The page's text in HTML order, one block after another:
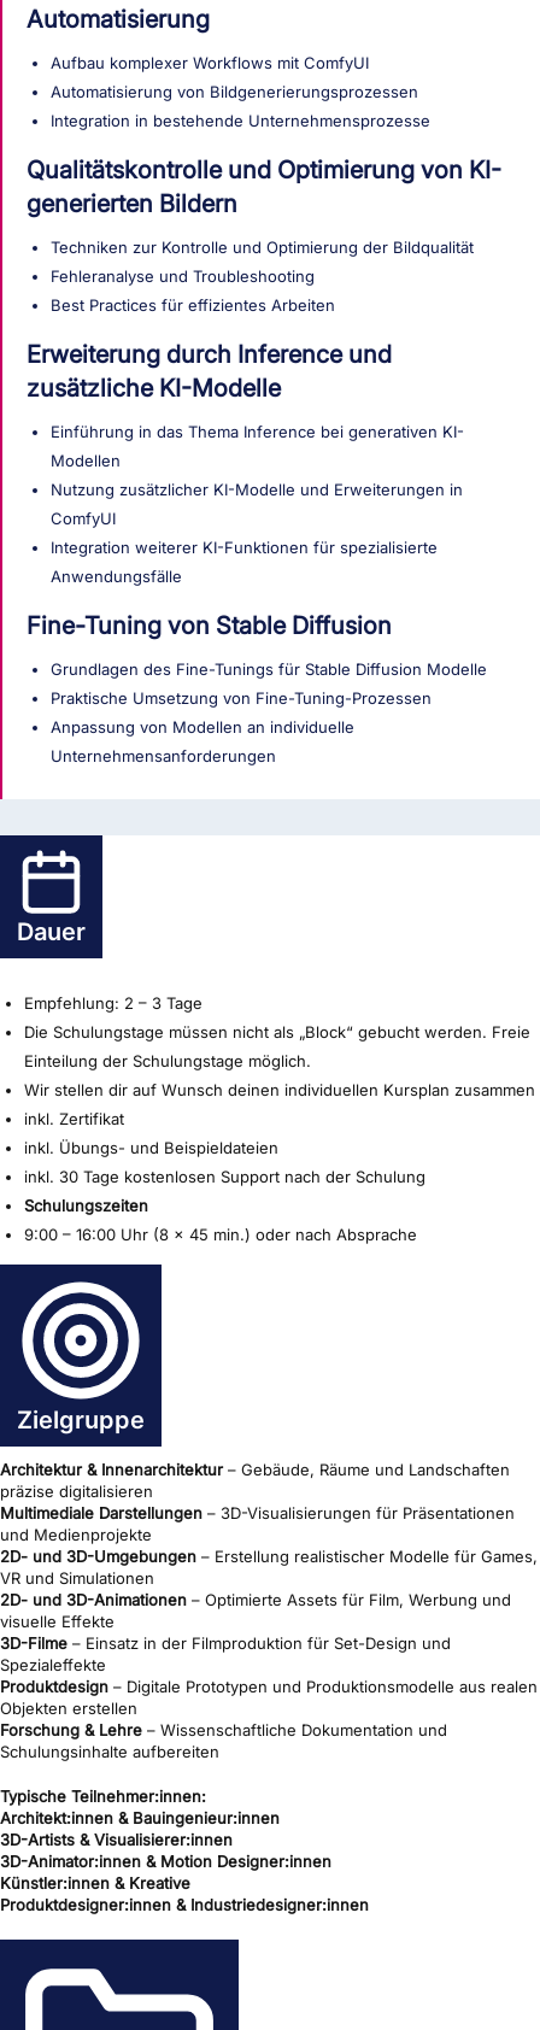
Automatisierung
Aufbau komplexer Workflows mit ComfyUI
Automatisierung von Bildgenerierungsprozessen
Integration in bestehende Unternehmensprozesse
Qualitätskontrolle und Optimierung von KI-
generierten Bildern
Techniken zur Kontrolle und Optimierung der Bildqualität
Fehleranalyse und Troubleshooting
Best Practices für effizientes Arbeiten
Erweiterung durch Inference und
zusätzliche KI-Modelle
Einführung in das Thema Inference bei generativen KI-
Modellen
Nutzung zusätzlicher KI-Modelle und Erweiterungen in
ComfyUI
Integration weiterer KI-Funktionen für spezialisierte
Anwendungsfälle
Fine-Tuning von Stable Diffusion
Grundlagen des Fine-Tunings für Stable Diffusion Modelle
Praktische Umsetzung von Fine-Tuning-Prozessen
Anpassung von Modellen an individuelle
Unternehmensanforderungen
Dauer
Empfehlung: 2 – 3 Tage
Die Schulungstage müssen nicht als „Block“ gebucht werden. Freie
Einteilung der Schulungstage möglich.
Wir stellen dir auf Wunsch deinen individuellen Kursplan zusammen
inkl. Zertifikat
inkl. Übungs- und Beispieldateien
inkl. 30 Tage kostenlosen Support nach der Schulung
Schulungszeiten
9:00 – 16:00 Uhr (8 x 45 min.) oder nach Absprache
Zielgruppe
Architektur & Innenarchitektur– Gebäude, Räume und Landschaften
präzise digitalisieren
Multimediale Darstellungen – 3D-Visualisierungen für Präsentationen
und Medienprojekte
2D- und 3D-Umgebungen – Erstellung realistischer Modelle für Games,
VR und Simulationen
2D- und 3D-Animationen – Optimierte Assets für Film, Werbung und
visuelle Effekte
3D-Filme – Einsatz in der Filmproduktion für Set-Design und
Spezialeffekte
Produktdesign – Digitale Prototypen und Produktionsmodelle aus realen
Objekten erstellen
Forschung & Lehre – Wissenschaftliche Dokumentation und
Schulungsinhalte aufbereiten
Typische Teilnehmer:innen:
Architekt:innen & Bauingenieur:innen
3D-Artists & Visualisierer:innen
3D-Animator:innen & Motion Designer:innen
Künstler:innen & Kreative
Produktdesigner:innen & Industriedesigner:innen